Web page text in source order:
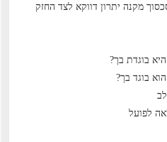
מקנה יתרון דווקא לצד החזק
בוגדת בך?
בוגד בך?
לפועל